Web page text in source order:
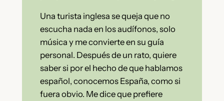
Una turista inglesa se queja que no
escucha nada en los audífonos, solo
música y me convierte en su guía
personal. Después de un rato, quiere
saber si por el hecho de que hablamos
español, conocemos España, como si
fuera obvio. Me dice que prefiere